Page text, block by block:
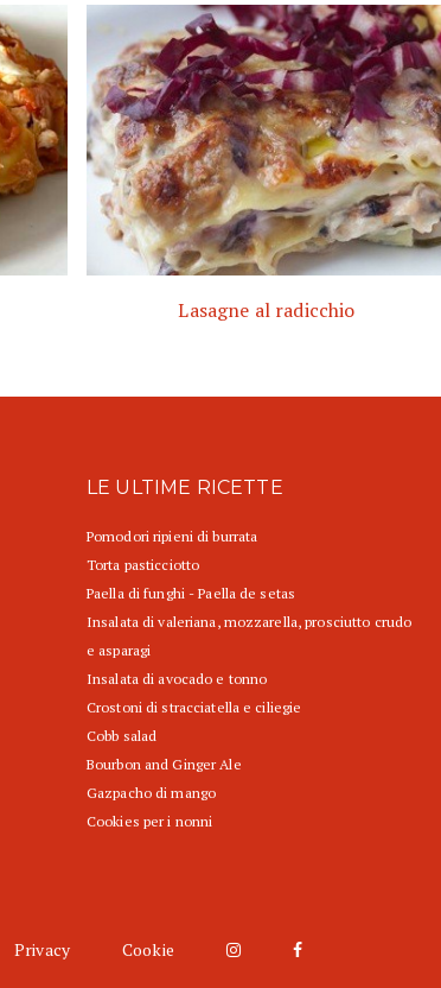
Lasagne al radicchio
LE ULTIME RICETTE
Pomodori ripieni di burrata
Torta pasticciotto
Paella di funghi - Paella de setas
Insalata di valeriana, mozzarella, prosciutto crudo
e asparagi
Insalata di avocado e tonno
Crostoni di stracciatella e ciliegie
Cobb salad
Bourbon and Ginger Ale
Gazpacho di mango
Cookies per i nonni
Privacy Cookie